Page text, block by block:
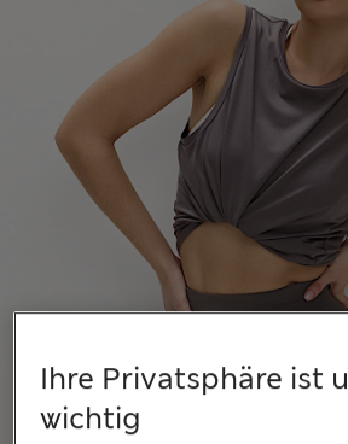
Ihre Privatsphäre ist
wichtig